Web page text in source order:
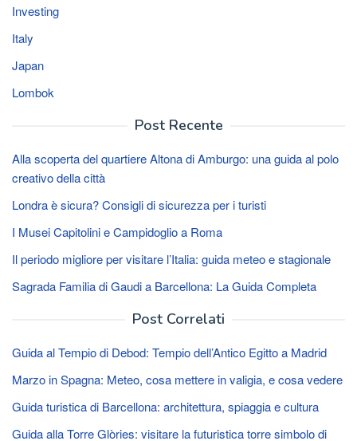
Investing
Italy
Japan
Lombok
Post Recente
Alla scoperta del quartiere Altona di Amburgo: una guida al polo
creativo della città
Londra è sicura? Consigli di sicurezza per i turisti
I Musei Capitolini e Campidoglio a Roma
Il periodo migliore per visitare l’Italia: guida meteo e stagionale
Sagrada Familia di Gaudi a Barcellona: La Guida Completa
Post Correlati
Guida al Tempio di Debod: Tempio dell’Antico Egitto a Madrid
Marzo in Spagna: Meteo, cosa mettere in valigia, e cosa vedere
Guida turistica di Barcellona: architettura, spiaggia e cultura
Guida alla Torre Glòries: visitare la futuristica torre simbolo di